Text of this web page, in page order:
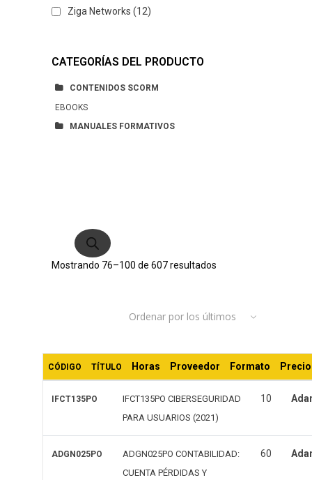
Ziga Networks (12)
CATEGORÍAS DEL PRODUCTO
CONTENIDOS SCORM
EBOOKS
MANUALES FORMATIVOS
productos
Mostrando 76–100 de 607 resultados
últimos
Ordenar por los últimos
CÓDIGO TÍTULO Horas Proveedor Formato Precio
IFCT135PO
IFCT135PO CIBERSEGURIDAD
PARA USUARIOS (2021)
10
ADGN025PO
ADGN025PO CONTABILIDAD:
CUENTA PÉRDIDAS Y
60